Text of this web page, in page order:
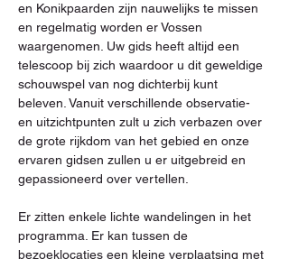
en Konikpaarden zijn nauwelijks te missen
en regelmatig worden er Vossen
waargenomen. Uw gids heeft altijd een
telescoop bij zich waardoor u dit geweldige
schouwspel van nog dichterbij kunt
beleven. Vanuit verschillende observatie-
en uitzichtpunten zult u zich verbazen over
de grote rijkdom van het gebied en onze
ervaren gidsen zullen u er uitgebreid en
gepassioneerd over vertellen.
Er zitten enkele lichte wandelingen in het
programma. Er kan tussen de
bezoeklocaties een kleine verplaatsing met